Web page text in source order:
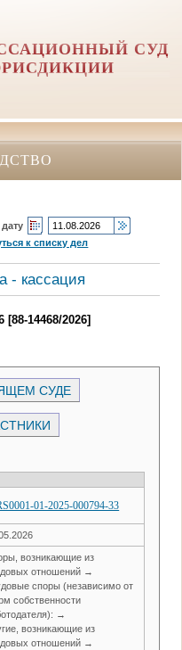
СУД
к списку дел
- кассация
14468/2026]
СУДЕ
01-2025-000794-33
возникающие из
отношений →
споры (независимо от
собственности
→
возникающие из
отношений →